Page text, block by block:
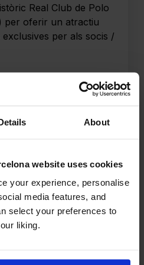
About
website uses cookies
your experience, personalise
media features, and
select your preferences to
liking.
Real Club de Polo
per oferir un atractiu
per als socis /